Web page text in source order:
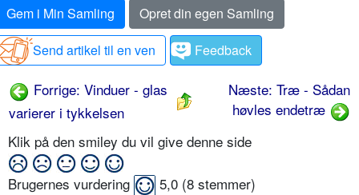
Gem i Min Samling
Opret din egen Samling
Send artikel til en ven
Feedback
Forrige: Vinduer - glas
varierer i tykkelsen
Næste: Træ - Sådan
høvles endetræ
Klik på den smiley du vil give denne side
Brugernes vurdering 5,0 (8 stemmer)